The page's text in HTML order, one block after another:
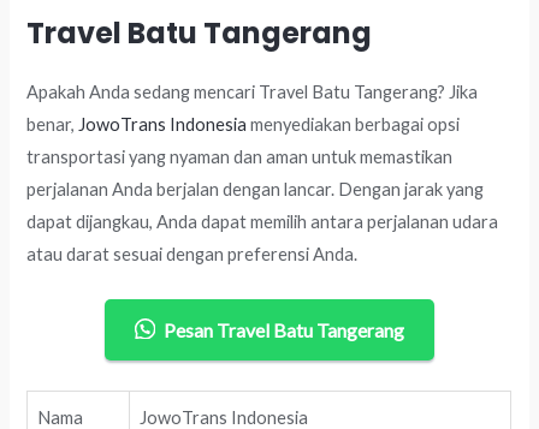
Travel Batu Tangerang
Apakah Anda sedang mencari Travel Batu Tangerang? Jika
benar, JowoTrans Indonesia menyediakan berbagai opsi
transportasi yang nyaman dan aman untuk memastikan
perjalanan Anda berjalan dengan lancar. Dengan jarak yang
dapat dijangkau, Anda dapat memilih antara perjalanan udara
atau darat sesuai dengan preferensi Anda.
Pesan Travel Batu Tangerang
Nama JowoTrans Indonesia